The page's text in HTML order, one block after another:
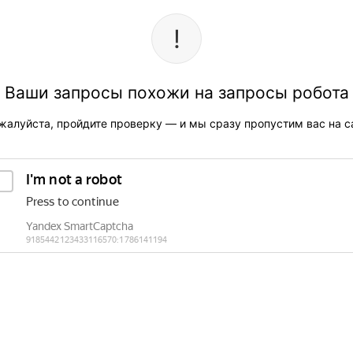
Ваши запросы похожи на запросы робота
пройдите проверку — и мы сразу пропустим вас на